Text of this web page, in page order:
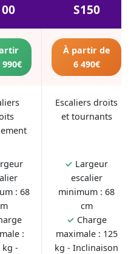
S150
À partir de
6 490€
Escaliers droits
et tournants
: 68
:
kg -
✓ Largeur
escalier
minimum : 68
cm
✓ Charge
maximale : 125
kg - Inclinaison